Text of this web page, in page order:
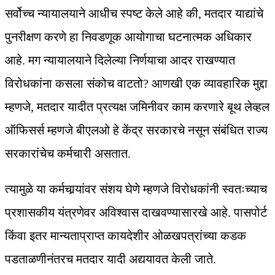
सर्वोच्च न्यायालयाने आधीच स्पष्ट केले आहे की, मतदार याद्यांचे
पुनरीक्षण करणे हा निवडणूक आयोगाचा घटनात्मक अधिकार
आहे. मग न्यायालयाने दिलेल्या निर्णयाचा आदर राखण्यात
विरोधकांना कसला संकोच वाटतो? आणखी एक व्यावहारिक मुद्दा
म्हणजे, मतदार यादीत प्रत्यक्ष जमिनीवर काम करणारे बूथ लेव्हल
ऑफिसर्स म्हणजे बीएलओ हे केंद्र सरकारचे नसून संबंधित राज्य
सरकारांचेच कर्मचारी असतात.
त्यामुळे या कर्मचार्‍यांवर संशय घेणे म्हणजे विरोधकांनी स्वतःच्याच
प्रशासकीय यंत्रणेवर अविश्वास दाखवण्यासारखे आहे. पासपोर्ट
किंवा इतर मान्यताप्राप्त कायदेशीर ओळखपत्रांच्या कडक
पडताळणीनंतरच मतदार यादी अद्ययावत केली जाते.